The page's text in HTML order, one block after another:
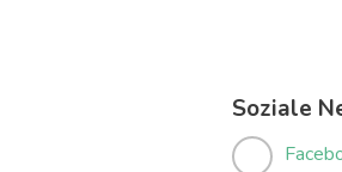
Soziale